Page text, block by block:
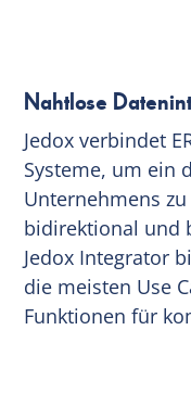
Nahtlose
Jedox verbindet
Systeme, um ein
Unternehmens
bidirektional und
Jedox Integrator
die meisten Use
Funktionen für